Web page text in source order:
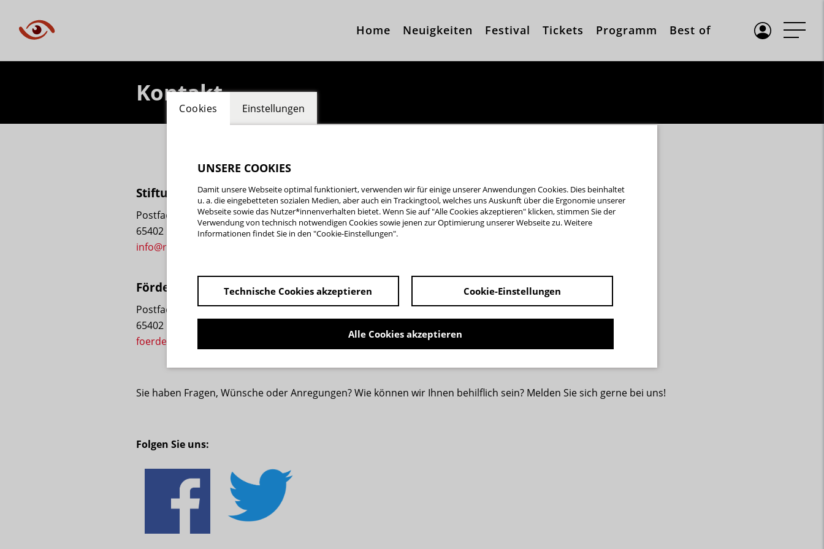
Home Neuigkeiten Festival Tickets Programm Best of
Kontakt
Stiftung Cinema Concetta Filmförderung
Postfach 1211
65402 Rüsselsheim
info@ruesselsheimer-filmtage.de
Förderverein Cinema Concetta Rüsselsheim e.V.
Postfach 1211
65402 Rüsselsheim
foerderverein@cinema-concetta.de
Sie haben Fragen, Wünsche oder Anregungen? Wie können wir Ihnen behilflich sein? Melden Sie sich gerne bei uns!
Folgen Sie uns:
Cookies Einstellungen
UNSERE COOKIES
Damit unsere Webseite optimal funktioniert, verwenden wir für einige unserer Anwendungen Cookies. Dies beinhaltet
u. a. die eingebetteten sozialen Medien, aber auch ein Trackingtool, welches uns Auskunft über die Ergonomie unserer
Webseite sowie das Nutzer*innenverhalten bietet. Wenn Sie auf "Alle Cookies akzeptieren" klicken, stimmen Sie der
Verwendung von technisch notwendigen Cookies sowie jenen zur Optimierung unserer Webseite zu. Weitere
Informationen findet Sie in den "Cookie-Einstellungen".
Technische Cookies akzeptieren Cookie-Einstellungen
Alle Cookies akzeptieren